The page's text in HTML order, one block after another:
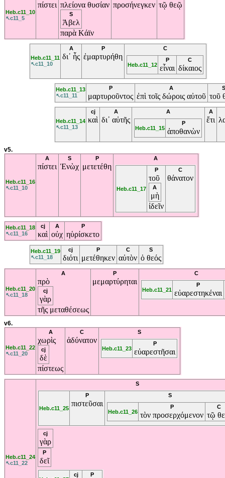
Heb.c11_10
↖c11_5
πίστει πλείονα θυσίαν
S
Ἁβελ
παρὰ Κάϊν
προσήνεγκεν τῷ θεῷ
Heb.c11_11
↖c11_10
A
δι᾽ ἧς
P
ἐμαρτυρήθη
C
Heb.c11_12
P
εἶναι
C
δίκαιος
Heb.c11_13
↖c11_11
P
μαρτυροῦντος
A
ἐπὶ τοῖς δώροις αὐτοῦ τοῦ
Heb.c11_14
↖c11_13
cj
καὶ
A
δι᾽ αὐτῆς
A
Heb.c11_15
P
ἀποθανὼν
A
ἔτι
v5.
Heb.c11_16
↖c11_10
A
πίστει
S
Ἑνὼχ
P
μετετέθη
A
Heb.c11_17
P
τοῦ
A
μὴ
ἰδεῖν
C
θάνατον
Heb.c11_18
↖c11_16
cj
καὶ
A
οὐχ
P
ηὑρίσκετο
Heb.c11_19
↖c11_18
cj
διότι
P
μετέθηκεν
C
αὐτὸν
S
ὁ θεός
Heb.c11_20
↖c11_18
A
πρὸ
cj
γὰρ
τῆς μεταθέσεως
P
μεμαρτύρηται
C
Heb.c11_21
P
εὐαρεστηκέναι
v6.
Heb.c11_22
↖c11_20
A
χωρὶς
cj
δὲ
πίστεως
C
ἀδύνατον
S
Heb.c11_23
P
εὐαρεστῆσαι
Heb.c11_24
↖c11_22
S
Heb.c11_25
P
πιστεῦσαι
S
Heb.c11_26
P
τὸν προσερχόμενον
C
τῷ
cj
γὰρ
P
δεῖ
cj P